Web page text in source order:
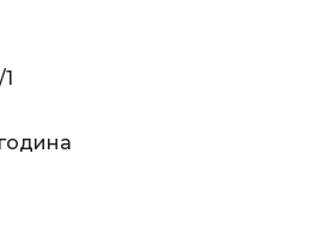
/
година